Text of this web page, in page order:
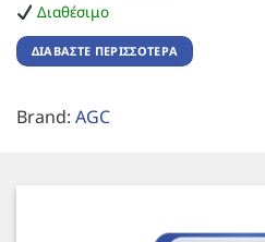
Διαθέσιμο
ΔΙΑΒΆΣΤΕ ΠΕΡΙΣΣΌΤΕΡΑ
Brand: AGC